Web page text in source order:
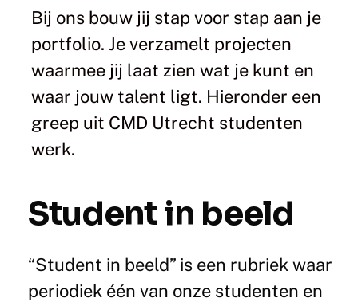
Bij ons bouw jij stap voor stap aan je
portfolio. Je verzamelt projecten
waarmee jij laat zien wat je kunt en
waar jouw talent ligt. Hieronder een
greep uit CMD Utrecht studenten
werk.
Student in beeld
“Student in beeld” is een rubriek waar
periodiek één van onze studenten en